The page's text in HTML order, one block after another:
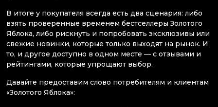
В итоге у покупателя всегда есть два сценария: либо
взять проверенные временем бестселлеры Золотого
Яблока, либо рискнуть и попробовать эксклюзивы или
свежие новинки, которые только выходят на рынок. И
то, и другое доступно в одном месте — с отзывами и
рейтингами, которые упрощают выбор.
Давайте предоставим слово потребителям и клиентам
«Золотого Яблока»: